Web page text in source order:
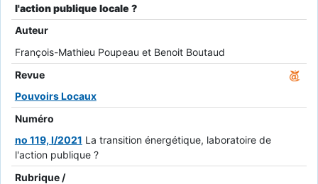
l'action publique locale ?
Auteur
François-Mathieu Poupeau et Benoit Boutaud
Revue
Pouvoirs Locaux
Numéro
no 119, I/2021 La transition énergétique, laboratoire de
l'action publique ?
Rubrique /